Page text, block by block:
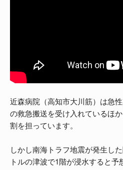
近森病院（高知市大川筋）は急
の救急搬送を受け入れているほ
割を担っています。
しかし南海トラフ地震が発生し
トルの津波で1階が浸水すると予